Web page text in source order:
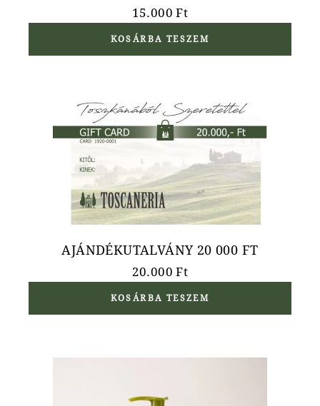
15.000Ft
KOSÁRBA TESZEM
AJÁNDÉKUTALVÁNY 20 000 FT
20.000Ft
KOSÁRBA TESZEM